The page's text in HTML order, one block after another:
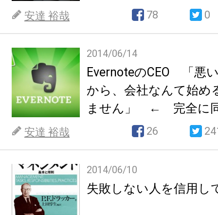
安達 裕哉 78 0
2014/06/14
EvernoteのCEO 「悪
から、会社なんて始め
ません」 ← 完全に
安達 裕哉 26
2014/06/10
失敗しない人を信用し